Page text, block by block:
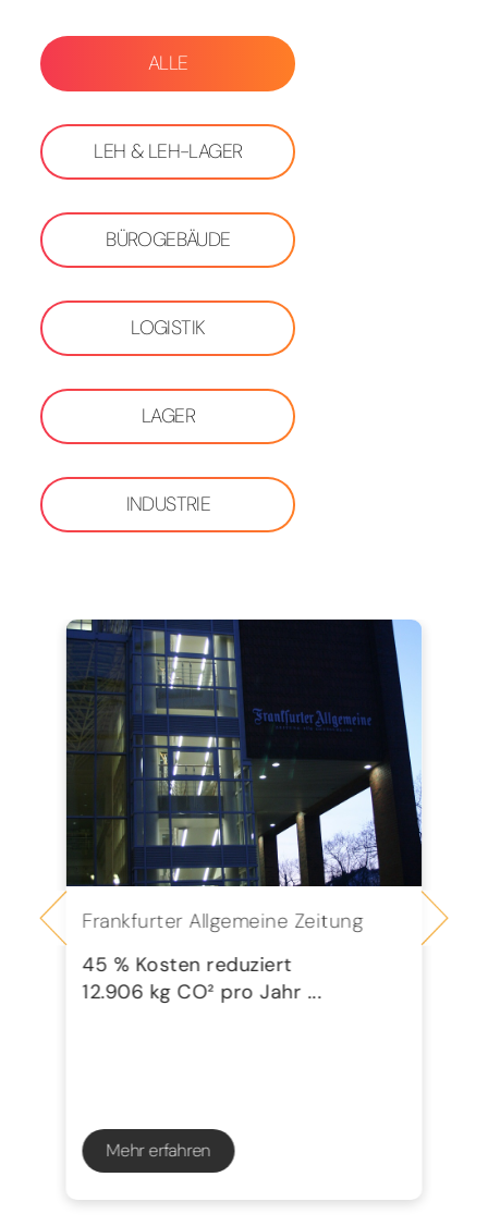
ALLE
LEH & LEH-LAGER
BÜROGEBÄUDE
LOGISTIK
LAGER
INDUSTRIE
Frankfurter Allgemeine Zeitung
45 % Kosten reduziert
12.906 kg CO² pro Jahr ...
Mehr erfahren